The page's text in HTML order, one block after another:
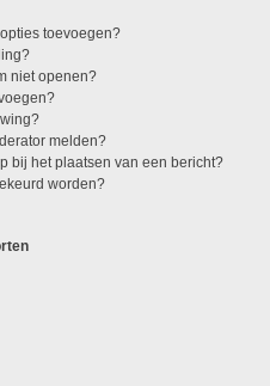
toevoegen?
niet openen?
melden?
bij het plaatsen van een bericht?
worden?